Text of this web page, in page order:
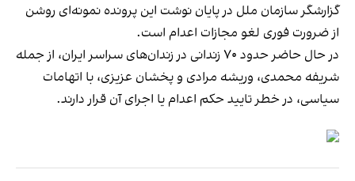
گزارشگر سازمان ملل در پایان نوشت این پرونده نمونه‌ای روشن
از ضرورت فوری لغو مجازات اعدام است.
در حال حاضر حدود ۷۰ زندانی در زندان‌های سراسر ایران، از جمله
شریفه محمدی، وریشه مرادی و پخشان عزیزی، با اتهامات
سیاسی، در خطر تایید حکم اعدام یا اجرای آن قرار دارند.